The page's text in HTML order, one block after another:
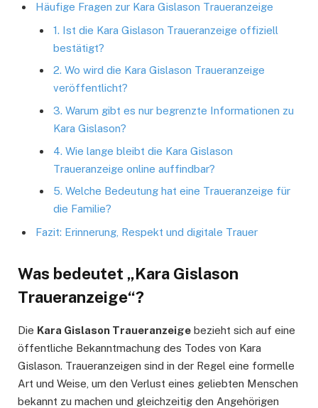
Häufige Fragen zur Kara Gislason Traueranzeige
1. Ist die Kara Gislason Traueranzeige offiziell
bestätigt?
2. Wo wird die Kara Gislason Traueranzeige
veröffentlicht?
3. Warum gibt es nur begrenzte Informationen zu
Kara Gislason?
4. Wie lange bleibt die Kara Gislason
Traueranzeige online auffindbar?
5. Welche Bedeutung hat eine Traueranzeige für
die Familie?
Fazit: Erinnerung, Respekt und digitale Trauer
Was bedeutet „Kara Gislason
Traueranzeige“?
Die Kara Gislason Traueranzeige bezieht sich auf eine
öffentliche Bekanntmachung des Todes von Kara
Gislason. Traueranzeigen sind in der Regel eine formelle
Art und Weise, um den Verlust eines geliebten Menschen
bekannt zu machen und gleichzeitig den Angehörigen